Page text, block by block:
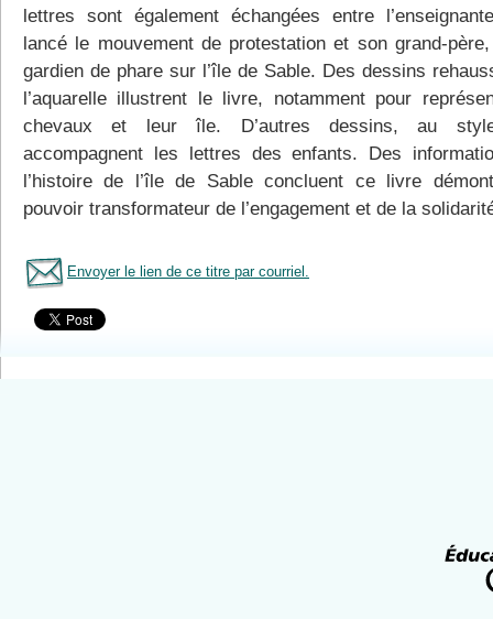
lettres sont également échangées entre
lancé le mouvement de protestation et son grand-
gardien de phare sur l’île de Sable. Des dessins
l’aquarelle illustrent le livre, notamment pour
chevaux et leur île. D’autres dessins, au
accompagnent les lettres des enfants. Des
l’histoire de l’île de Sable concluent ce livre
pouvoir transformateur de l’engagement et de la
Envoyer le lien de ce titre par courriel.